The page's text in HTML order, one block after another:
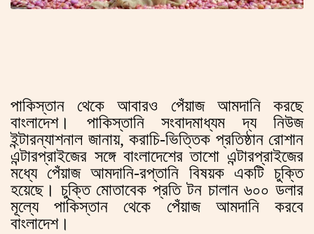
পাকিস্তান থেকে আবারও পেঁয়াজ আমদানি করছে
বাংলাদেশ। পাকিস্তানি সংবাদমাধ্যম দ্য নিউজ
ইন্টারন্যাশনাল জানায়, করাচি-ভিত্তিক প্রতিষ্ঠান রোশান
এন্টারপ্রাইজের সঙ্গে বাংলাদেশের তাশো এন্টারপ্রাইজের
মধ্যে পেঁয়াজ আমদানি-রপ্তানি বিষয়ক একটি চুক্তি
হয়েছে। চুক্তি মোতাবেক প্রতি টন চালান ৬০০ ডলার
মূল্যে পাকিস্তান থেকে পেঁয়াজ আমদানি করবে
বাংলাদেশ।